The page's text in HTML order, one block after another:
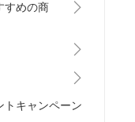
すめの商
トキャンペーン